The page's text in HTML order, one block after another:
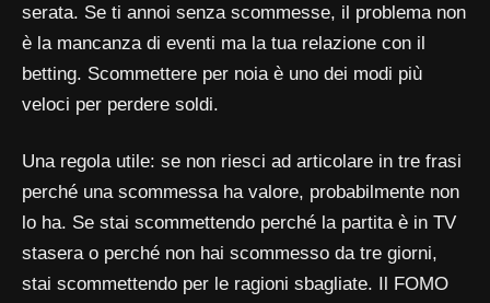
serata. Se ti annoi senza scommesse, il problema non
è la mancanza di eventi ma la tua relazione con il
betting. Scommettere per noia è uno dei modi più
veloci per perdere soldi.
Una regola utile: se non riesci ad articolare in tre frasi
perché una scommessa ha valore, probabilmente non
lo ha. Se stai scommettendo perché la partita è in TV
stasera o perché non hai scommesso da tre giorni,
stai scommettendo per le ragioni sbagliate. Il FOMO